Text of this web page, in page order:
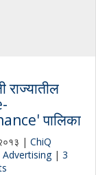
राज्यातील
पालिका
| ChiQ
Advertising| 3